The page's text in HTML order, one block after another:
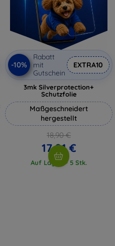
-10%
Rabatt
mit
Gutschein
EXTRA10
3mk Silverprotection+
Schutzfolie
Maßgeschneidert
hergestellt
18,90 €
17,01 €
Auf Lager > 5 Stk.